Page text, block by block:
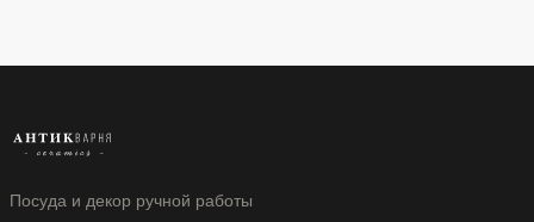
Посуда и декор ручной работы